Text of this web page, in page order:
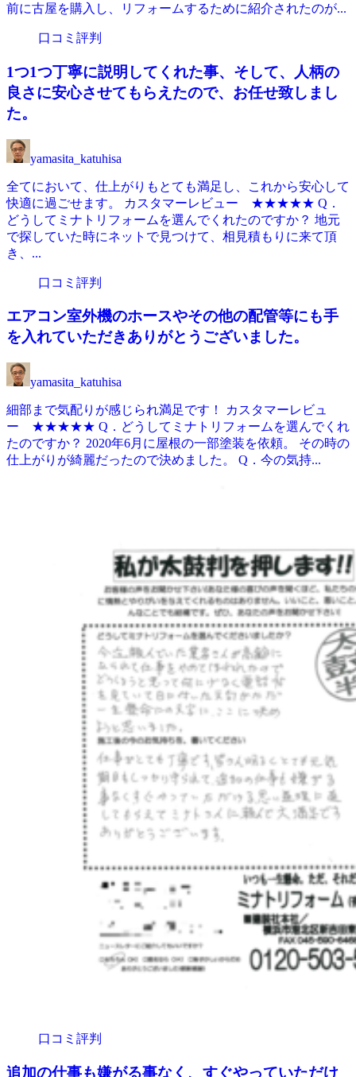
前に古屋を購入し、リフォームするために紹介されたのが...
口コミ評判
1つ1つ丁寧に説明してくれた事、そして、人柄の
良さに安心させてもらえたので、お任せ致しまし
た。
yamasita_katuhisa
全てにおいて、仕上がりもとても満足し、これから安心して
快適に過ごせます。 カスタマーレビュー ★★★★★ Q．
どうしてミナトリフォームを選んでくれたのですか？ 地元
で探していた時にネットで見つけて、相見積もりに来て頂
き、...
口コミ評判
エアコン室外機のホースやその他の配管等にも手
を入れていただきありがとうございました。
yamasita_katuhisa
細部まで気配りが感じられ満足です！ カスタマーレビュ
ー ★★★★★ Q．どうしてミナトリフォームを選んでくれ
たのですか？ 2020年6月に屋根の一部塗装を依頼。 その時の
仕上がりが綺麗だったので決めました。 Q．今の気持...
口コミ評判
追加の仕事も嫌がる事なく、すぐやっていただけ